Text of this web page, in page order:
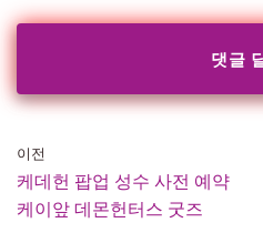
이전
케데헌 팝업 성수 사전 예약
케이앞 데몬헌터스 굿즈